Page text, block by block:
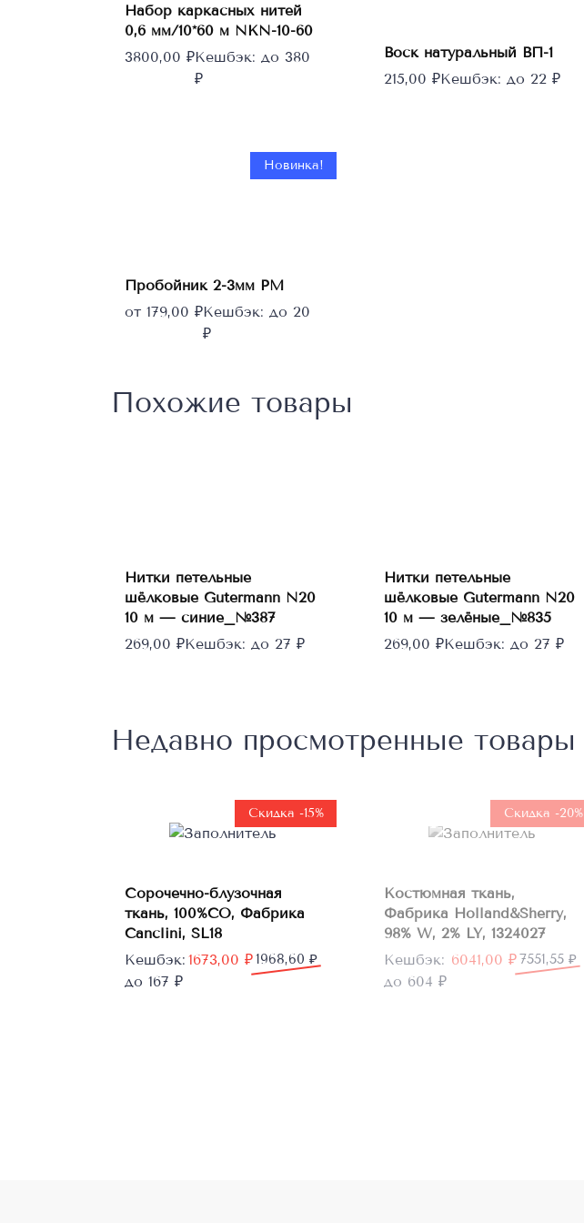
корзину
Набор каркасных нитей
0,6 мм/10*60 м NKN-10-60
3800,00 ₽Кешбэк: до 380
₽
Воск натуральный ВП-1
215,00 ₽Кешбэк: до 22 ₽
имеет
вариаций.
на
Новинка!
Пробойник 2-3мм РМ
от 179,00 ₽Кешбэк: до 20
₽
Похожие товары
корзину
Нитки петельные
шёлковые Gutermann N20
10 м — синие_№387
269,00 ₽Кешбэк: до 27 ₽
корзину
Нитки петельные
шёлковые Gutermann N20
10 м — зелёные_№835
269,00 ₽Кешбэк: до 27 ₽
Недавно просмотренные товары
корзину
Скидка -15%
Сорочечно-блузочная
ткань, 100%CO, Фабрика
Canclini, SL18
1968,60 ₽
Первоначальная
цена
1673,00 ₽
Текущая
цена:
Кешбэк:
до 167 ₽
наличииСкидка -20%
Костюмная ткань,
Фабрика Holland&Sherry,
98% W, 2% LY, 1324027
7551,55 ₽
Первоначальная
цена
6041,00 ₽
Текущая
цена:
Кешбэк:
до 604 ₽